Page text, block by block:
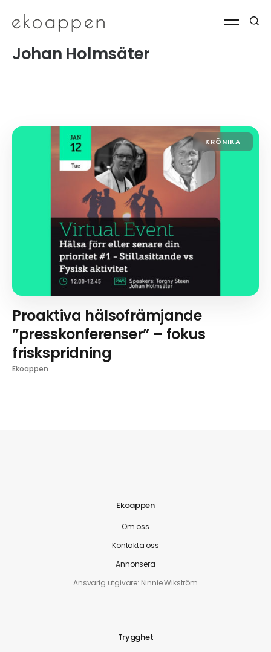
Johan Holmsäter
KRÖNIKA
Proaktiva hälsofrämjande
”presskonferenser” – fokus
friskspridning
Ekoappen
Ekoappen
Om oss
Kontakta oss
Annonsera
Ansvarig utgivare: Ninnie Wikström
Trygghet